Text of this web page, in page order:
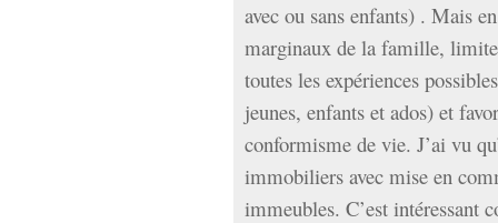
avec ou sans enfants) . Mais
marginaux de la famille, limite
toutes les expériences
jeunes, enfants et ados) et
conformisme de vie. J’ai vu
immobiliers avec mise en
immeubles. C’est intéressant